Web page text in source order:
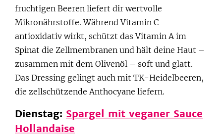
fruchtigen Beeren liefert dir wertvolle
Mikronährstoffe. Während Vitamin C
antioxidativ wirkt, schützt das Vitamin A im
Spinat die Zellmembranen und hält deine Haut –
zusammen mit dem Olivenöl – soft und glatt.
Das Dressing gelingt auch mit TK-Heidelbeeren,
die zellschützende Anthocyane liefern.
Dienstag: Spargel mit veganer Sauce
Hollandaise